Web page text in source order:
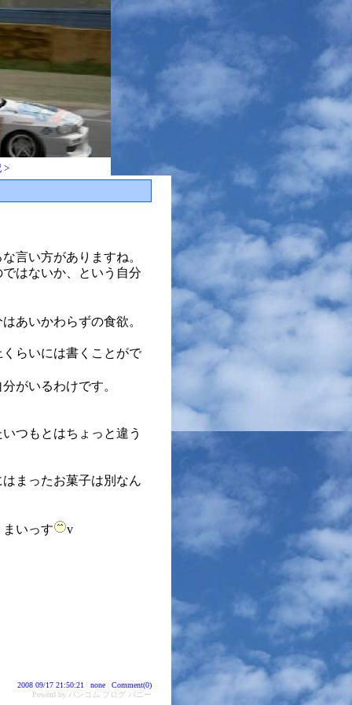
>
言い方がありますね。
はないか、という自分
あいかわらずの食欲。
らいには書くことがで
がいるわけです。
つもとはちょっと違う
まったお菓子は別なん
いっす v
2008 09/17 21:50:21 none
Comment(0)
Powerd by バンコム ブログ バニー